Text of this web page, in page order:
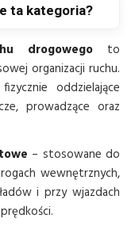
ta kategoria?
drogowego to
organizacji ruchu.
oddzielające
prowadzące oraz
– stosowane do
wewnętrznych,
i przy wjazdach